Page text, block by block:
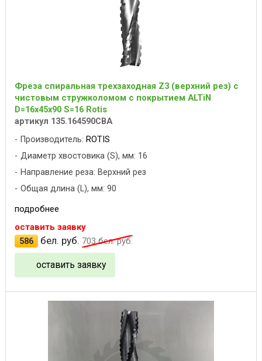
Фреза спиральная трехзаходная Z3 (верхний рез) с
чистовым стружколомом с покрытием ALTiN
D=16x45x90 S=16 Rotis
артикул 135.164590CBA
Производитель: ROTIS
Диаметр хвостовика (S), мм: 16
Направление реза: Верхний рез
Общая длина (L), мм: 90
подробнее
оставить заявку
586
бел. руб. 703бел. руб.
оставить заявку